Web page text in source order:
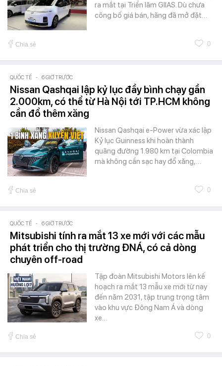
ra mắt tại Triển lãm GIIAS. Dù chưa
công bố giá bán, hãng đã mở đặt…
Chia sẻ 0
QUỐC TẾ - 6 GIỜ TRƯỚC
Nissan Qashqai lập kỷ lục đầy bình chạy gần
2.000km, có thể từ Hà Nội tới TP.HCM không
cần đổ thêm xăng
Nissan Qashqai e-Power vừa xác lập
Kỷ lục Guinness khi hoàn thành
quãng đường 1.980 km tại Colombia
mà không cần sạc hay đổ xăng,…
Chia sẻ 0
QUỐC TẾ - 6 GIỜ TRƯỚC
Mitsubishi tính ra mắt 13 xe mới với các mẫu
phát triển cho thị trường ĐNÁ, có cả dòng
chuyên off-road
Tập đoàn Mitsubishi Motors lên kế
hoạch ra mắt 13 mẫu xe mới từ nay
đến năm 2031, tập trung trọng tâm
vào khu vực Đông Nam Á và dòng
xe…
Chia sẻ 0